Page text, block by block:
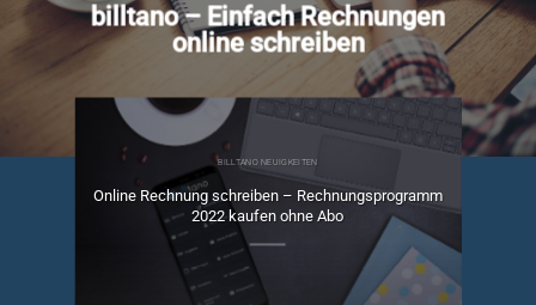
billtano – Einfach Rechnungen
online schreiben
BILLTANO NEUIGKEITEN
Online Rechnung schreiben – Rechnungsprogramm
2022 kaufen ohne Abo